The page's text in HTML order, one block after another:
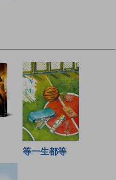
等一生都等